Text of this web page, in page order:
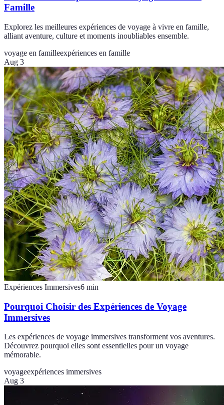
Famille
Explorez les meilleures expériences de voyage à vivre en famille,
alliant aventure, culture et moments inoubliables ensemble.
voyage en familleexpériences en famille
Aug 3
Expériences Immersives6 min
Pourquoi Choisir des Expériences de Voyage
Immersives
Les expériences de voyage immersives transforment vos aventures.
Découvrez pourquoi elles sont essentielles pour un voyage
mémorable.
voyageexpériences immersives
Aug 3